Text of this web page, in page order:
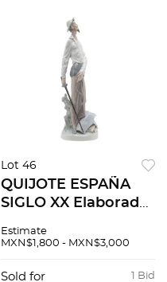
Lot 46
QUIJOTE ESPAÑA
SIGLO XX Elaborado
policromada Sellada
brillante Con caja
Estimate
MXN$1,800 - MXN$3,000
1 Bid
Sold for